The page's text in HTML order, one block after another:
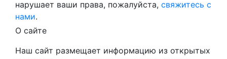
нарушает ваши права, пожалуйста, свяжитесь с
нами.
О сайте
Наш сайт размещает информацию из открытых